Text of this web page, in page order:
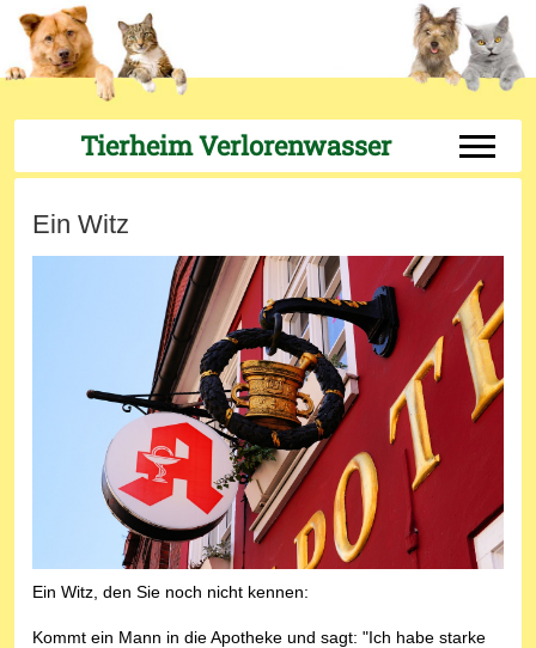
Tierheim Verlorenwasser Off-
Ein Witz
Ein Witz, den Sie noch nicht kennen:
Kommt ein Mann in die Apotheke und sagt: "Ich habe starke